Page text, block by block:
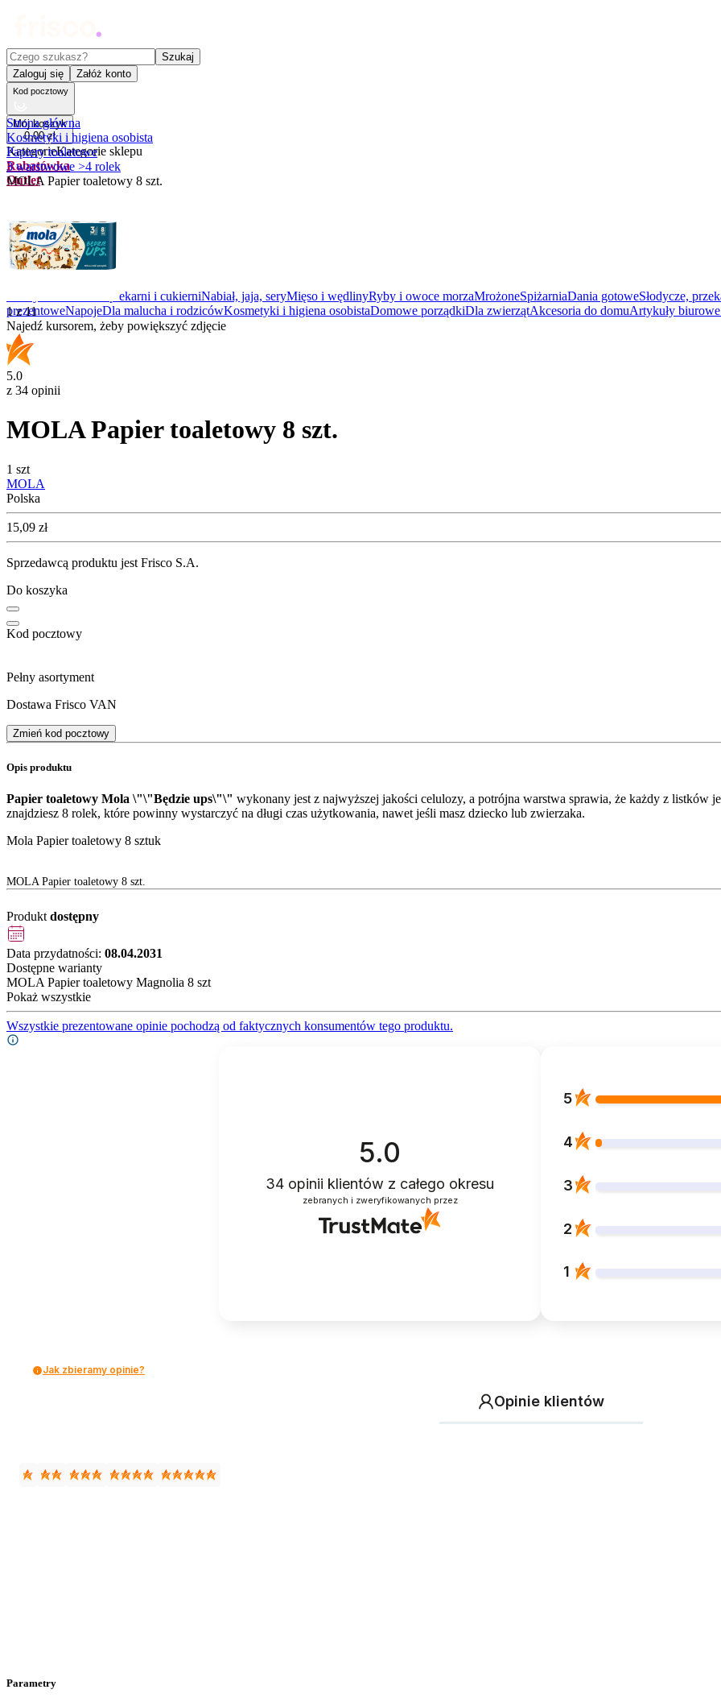
Czego szukasz?
Szukaj
Zaloguj się
Załóż konto
Kod pocztowy
Mój koszyk
0,00 zł
KategorieKategorie sklepu
Rabatówka
Outlet
Kupony
Dla Biura
Z piekarni i cukierniNabiał, jaja, seryMięso i wędlinyRyby i owoce morzaMrożoneSpiżarniaDania gotoweSłodycze,
prezentoweNapojeDla malucha i rodzicówKosmetyki i higiena osobistaDomowe porządkiDla zwierzątAkcesoria do domuArtykuły
Strona główna
Kosmetyki i higiena osobista
Papiery toaletowe
3 warstwowe >4 rolek
MOLA Papier toaletowy 8 szt.
1z11
Najedź kursorem, żeby powiększyć zdjęcie
5.0
z 34 opinii
MOLA Papier toaletowy 8 szt.
1 szt
MOLA
Polska
Cena
15,09 zł
Sprzedawcą produktu jest Frisco S.A.
Do koszyka
Kod pocztowy
Pełny asortyment
Dostawa Frisco VAN
Zmień kod pocztowy
Opis produktu
Papier toaletowy Mola \"\"Będzie ups\"\" wykonany jest z najwyższej jakości celulozy, a potrójna warstwa sprawia, że każdy z listków
znajdziesz 8 rolek, które powinny wystarczyć na długi czas użytkowania, nawet jeśli masz dziecko lub zwierzaka.
Mola Papier toaletowy 8 sztuk
MOLA Papier toaletowy 8 szt.
Produkt dostępny
Data przydatności: 08.04.2031
Dostępne warianty
MOLA Papier toaletowy Magnolia 8 szt
Pokaż wszystkie
Wszystkie prezentowane opinie pochodzą od faktycznych konsumentów tego produktu.
5.0
34 opinii klientów z całego okresu
zebranych i zweryfikowanych przez
5
4
3
2
1
Jak zbieramy opinie?
Opinie klientów
Parametry